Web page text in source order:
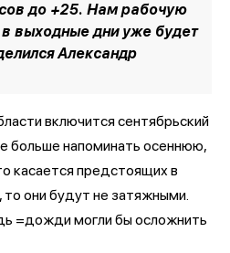
до +25. Нам рабочую
выходные дни уже будет
Александр
включится сентябрьский
больше напоминать осеннюю,
касается предстоящих в
они будут не затяжными.
=дожди могли бы осложнить